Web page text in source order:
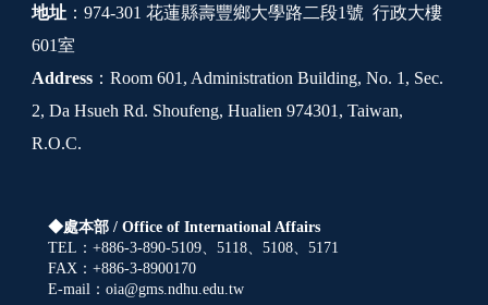
地址 ：974-301 花蓮縣壽豐鄉大學路二段1號 行政大樓
601室
Address ：Room 601, Administration Building, No. 1, Sec.
2, Da Hsueh Rd. Shoufeng, Hualien 974301, Taiwan,
R.O.C.
◆處本部 / Office of International Affairs
TEL：+886-3-890-5109、5118、5108、5171
FAX：+886-3-8900170
E-mail：oia@gms.ndhu.edu.tw